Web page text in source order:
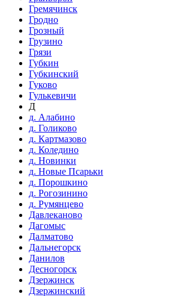
Гремячинск
Гродно
Грозный
Грузино
Грязи
Губкин
Губкинский
Гуково
Гулькевичи
Д
д. Алабино
д. Голиково
д. Картмазово
д. Коледино
д. Новинки
д. Новые Псарьки
д. Порошкино
д. Рогозинино
д. Румянцево
Давлеканово
Дагомыс
Далматово
Дальнегорск
Данилов
Десногорск
Дзержинск
Дзержинский